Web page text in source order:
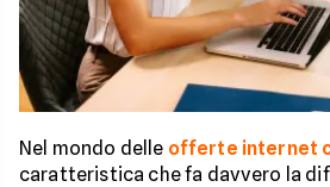
Nel mondo delle offerte internet
caratteristica che fa davvero la